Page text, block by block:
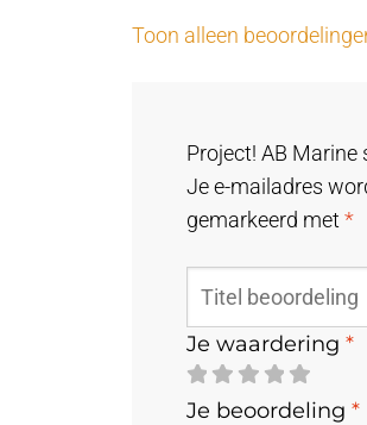
Toon alleen
Project! AB Marine
Je e-mailadres
gemarkeerd met *
Je waardering *
Je beoordeling *